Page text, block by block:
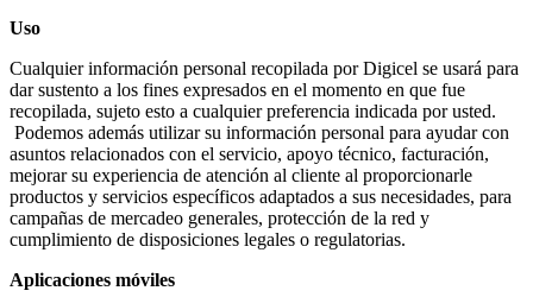
Uso
Cualquier información personal recopilada por Digicel se usará para
dar sustento a los fines expresados en el momento en que fue
recopilada, sujeto esto a cualquier preferencia indicada por usted.
Podemos además utilizar su información personal para ayudar con
asuntos relacionados con el servicio, apoyo técnico, facturación,
mejorar su experiencia de atención al cliente al proporcionarle
productos y servicios específicos adaptados a sus necesidades, para
campañas de mercadeo generales, protección de la red y
cumplimiento de disposiciones legales o regulatorias.
Aplicaciones móviles